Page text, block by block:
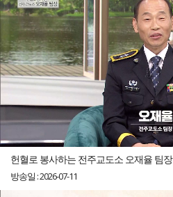
헌혈로 봉사하는 전주교도소 오재율 팀장
방송일 : 2026-07-11